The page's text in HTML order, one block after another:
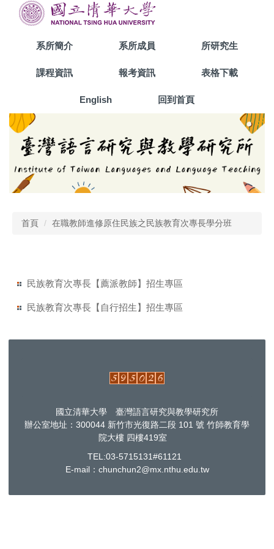
系所簡介 系所成員 所研究生
課程資訊 報考資訊 表格下載
English 回到首頁
首頁 在職教師進修原住民族之民族教育次專長學分班
民族教育次專長【薦派教師】招生專區
民族教育次專長【自行招生】招生專區
國立清華大學 臺灣語言研究與教學研究所
辦公室地址：300044 新竹市光復路二段 101 號 竹師教育學
院大樓 四樓419室
TEL:03-5715131#61121
E-mail：chunchun2@mx.nthu.edu.tw